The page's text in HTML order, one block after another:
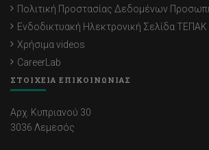
Πολιτική Προστασίας Δεδομένων
Ενδοδικτυακή Ηλεκτρονική Σελίδα ΤΕΠΑΚ
Χρήσιμα videos
CareerLab
ΣΤΟΙΧΕΙΑ ΕΠΙΚΟΙΝΩΝΙΑΣ
Αρχ. Κυπριανού 30
3036 Λεμεσός